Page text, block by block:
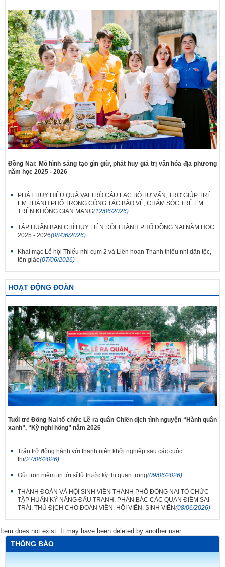
Đồng Nai: Mô hình sáng tạo gìn giữ, phát huy giá trị văn hóa địa phương
năm học 2025 - 2026
PHÁT HUY HIỆU QUẢ VAI TRÒ CÂU LẠC BỘ TƯ VẤN, TRỢ GIÚP TRẺ
EM THÀNH PHỐ TRONG CÔNG TÁC BẢO VỆ, CHĂM SÓC TRẺ EM
TRÊN KHÔNG GIAN MẠNG(12/06/2026)
TẬP HUẤN BAN CHỈ HUY LIÊN ĐỘI THÀNH PHỐ ĐỒNG NAI NĂM HỌC
2025 - 2026(08/06/2026)
Khai mạc Lễ hội Thiếu nhi cụm 2 và Liên hoan Thanh thiếu nhi dân tộc,
tôn giáo(07/06/2026)
HOẠT ĐỘNG ĐOÀN
Tuổi trẻ Đồng Nai tổ chức Lễ ra quân Chiến dịch tình nguyện “Hành quân
xanh”, “Kỳ nghỉ hồng” năm 2026
Trăn trở đồng hành với thanh niên khởi nghiệp sau các cuộc
thi(27/06/2026)
Gửi trọn niềm tin tới sĩ tử trước kỳ thi quan trọng(09/06/2026)
THÀNH ĐOÀN VÀ HỘI SINH VIÊN THÀNH PHỐ ĐỒNG NAI TỔ CHỨC
TẬP HUẤN KỸ NĂNG ĐẤU TRANH, PHẢN BÁC CÁC QUAN ĐIỂM SAI
TRÁI, THÙ ĐỊCH CHO ĐOÀN VIÊN, HỘI VIÊN, SINH VIÊN(08/06/2026)
Item does not exist. It may have been deleted by another user.
THÔNG BÁO